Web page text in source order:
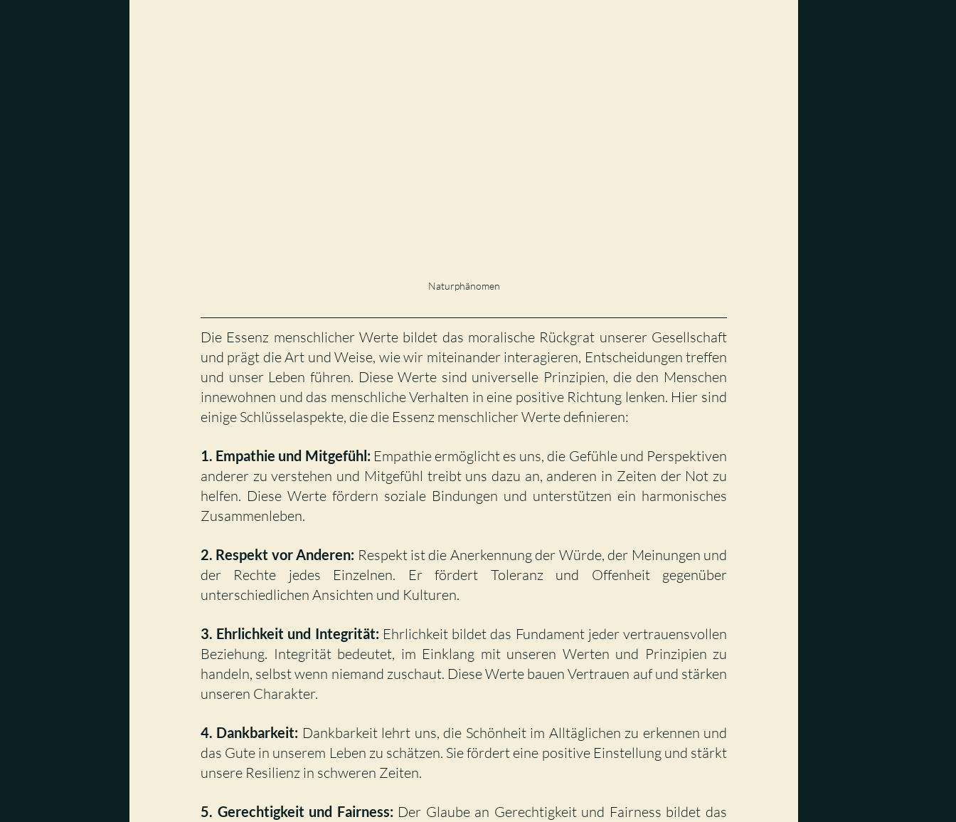
Naturphänomen
Die Essenz menschlicher Werte bildet das moralische Rückgrat unserer Gesellschaft
und prägt die Art und Weise, wie wir miteinander interagieren, Entscheidungen treffen
und unser Leben führen. Diese Werte sind universelle Prinzipien, die den Menschen
innewohnen und das menschliche Verhalten in eine positive Richtung lenken. Hier sind
einige Schlüsselaspekte, die die Essenz menschlicher Werte definieren:
1. Empathie und Mitgefühl: Empathie ermöglicht es uns, die Gefühle und Perspektiven
anderer zu verstehen und Mitgefühl treibt uns dazu an, anderen in Zeiten der Not zu
helfen. Diese Werte fördern soziale Bindungen und unterstützen ein harmonisches
Zusammenleben.
2. Respekt vor Anderen: Respekt ist die Anerkennung der Würde, der Meinungen und
der Rechte jedes Einzelnen. Er fördert Toleranz und Offenheit gegenüber
unterschiedlichen Ansichten und Kulturen.
3. Ehrlichkeit und Integrität: Ehrlichkeit bildet das Fundament jeder vertrauensvollen
Beziehung. Integrität bedeutet, im Einklang mit unseren Werten und Prinzipien zu
handeln, selbst wenn niemand zuschaut. Diese Werte bauen Vertrauen auf und stärken
unseren Charakter.
4. Dankbarkeit: Dankbarkeit lehrt uns, die Schönheit im Alltäglichen zu erkennen und
das Gute in unserem Leben zu schätzen. Sie fördert eine positive Einstellung und stärkt
unsere Resilienz in schweren Zeiten.
5. Gerechtigkeit und Fairness: Der Glaube an Gerechtigkeit und Fairness bildet das